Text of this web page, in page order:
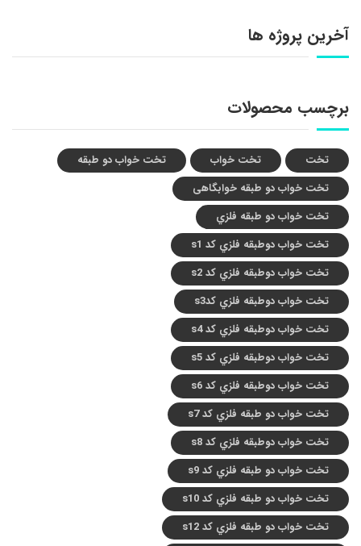
آخرین پروژه ها
برچسب محصولات
تخت تخت خواب
تخت خواب دو طبقه
تخت خواب دو طبقه خوابگاهی
تخت خواب دو طبقه فلزي
تخت خواب دوطبقه فلزي کد s1
تخت خواب دوطبقه فلزي کد s2
تخت خواب دوطبقه فلزي کدs3
تخت خواب دوطبقه فلزي کد s4
تخت خواب دوطبقه فلزي کد s5
تخت خواب دوطبقه فلزي کد s6
تخت خواب دو طبقه فلزي کد s7
تخت خواب دوطبقه فلزي کد s8
تخت خواب دو طبقه فلزي کد s9
تخت خواب دو طبقه فلزي کد s10
تخت خواب دو طبقه فلزي کد s12